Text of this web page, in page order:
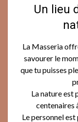
Un lieu
La Masseria
savourer le
que tu puisses
La nature est
centenaires
Le personnel